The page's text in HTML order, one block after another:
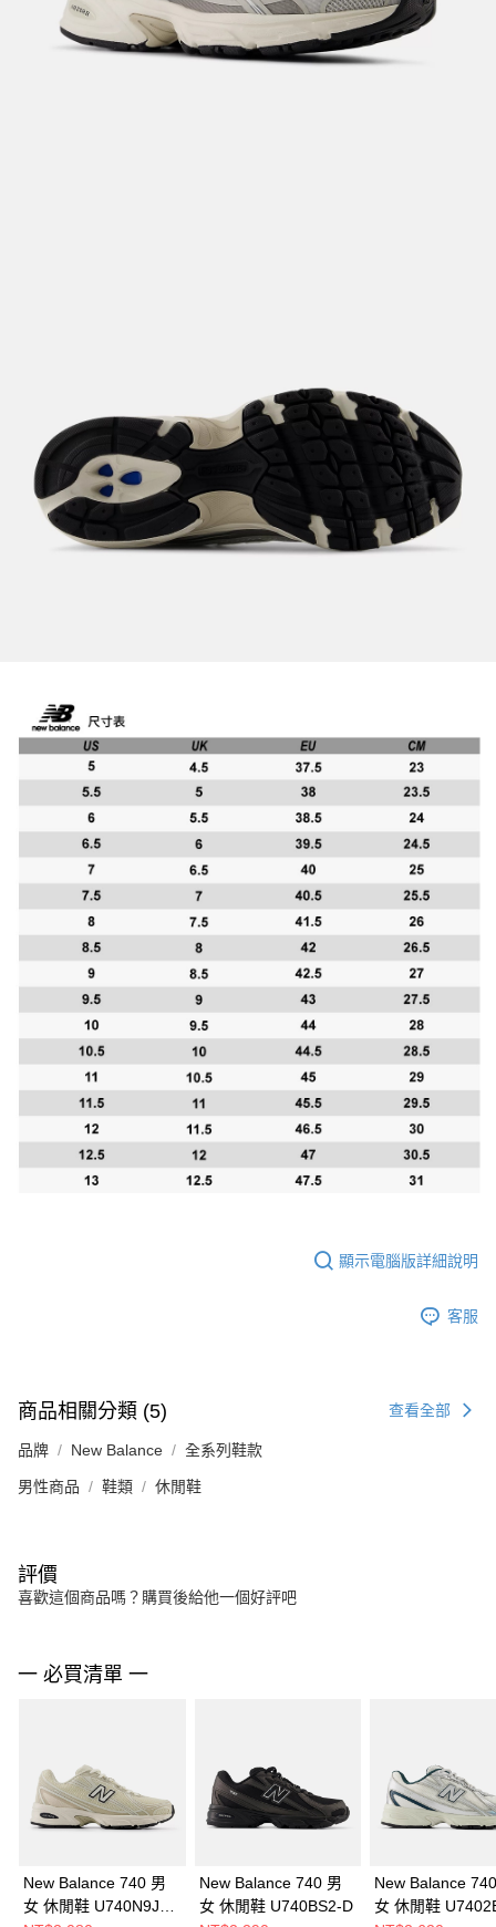
顯示電腦版詳細說明
客服
商品相關分類 (5) 查看全部
品牌 New Balance 全系列鞋款
男性商品 鞋類 休閒鞋
評價
喜歡這個商品嗎？購買後給他一個好評吧
一 必買清單 一
New Balance 740 男
女 休閒鞋 U740N9J9-
New Balance 740 男
女 休閒鞋 U740BS2-D
New Balance
女 休閒鞋